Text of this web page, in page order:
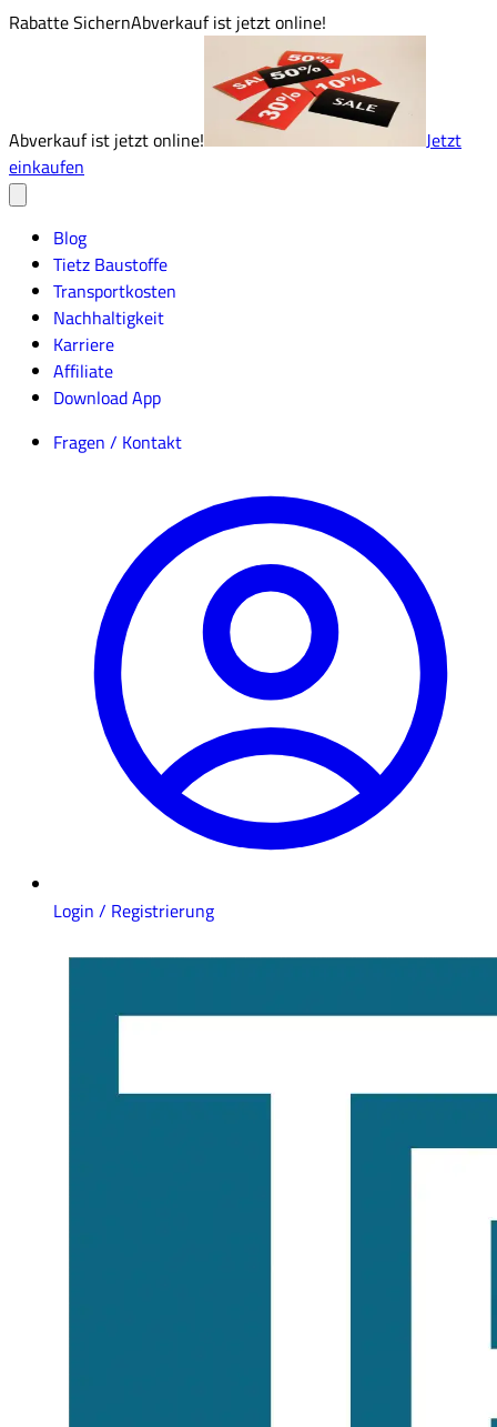
Rabatte SichernAbverkauf ist jetzt online!
Abverkauf ist jetzt online!
Jetzt
einkaufen
Blog
Tietz Baustoffe
Transportkosten
Nachhaltigkeit
Karriere
Affiliate
Download App
Fragen / Kontakt
Login / Registrierung